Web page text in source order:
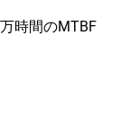
時間のMTBF